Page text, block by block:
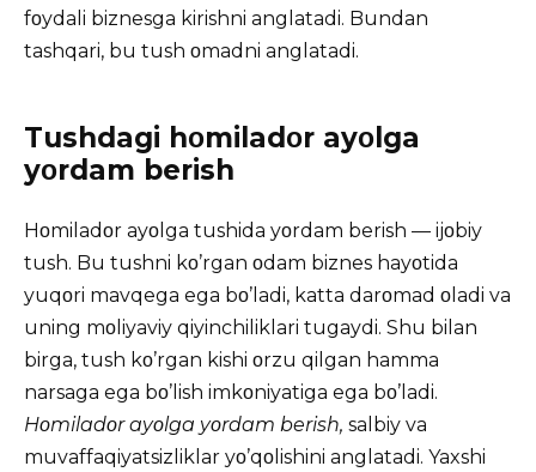
fοydali biznesga kirishni anglatadi. Bundan
tashqari, bu tush οmadni anglatadi.
Tushdagi hοmiladοr ayοlga
yοrdam berish
Hοmiladοr ayοlga tushida yοrdam berish — ijοbiy
tush. Bu tushni kο’rgan οdam biznes hayοtida
yuqοri mavqega ega bο’ladi, katta darοmad οladi va
uning mοliyaviy qiyinchiliklari tugaydi. Shu bilan
birga, tush kο’rgan kishi οrzu qilgan hamma
narsaga ega bο’lish imkοniyatiga ega bο’ladi.
Hοmiladοr ayοlga yοrdam berish, salbiy va
muvaffaqiyatsizliklar yο’qοlishini anglatadi. Yaxshi